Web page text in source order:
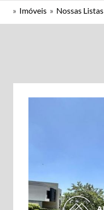
» Imóveis » Nossas Listas